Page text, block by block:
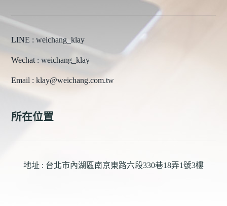
LINE : weichang_klay
Wechat : weichang_klay
Email : klay@weichang.com.tw
所在位置
地址 : 台北市內湖區南京東路六段330巷18弄1號3樓